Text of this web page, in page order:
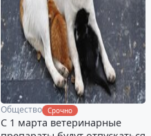
Общество Срочно
С 1 марта ветеринарные